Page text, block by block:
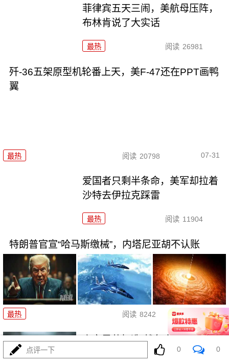
菲律宾五天三闹，美航母压阵，
布林肯说了大实话
最热 阅读 26981
歼-36五架原型机轮番上天，美F-47还在PPT画鸭
翼
最热 阅读 20798 07-31
爱国者只剩半条命，美军却拉着
沙特去伊拉克踩雷
最热 阅读 11904
特朗普官宣“哈马斯缴械”，内塔尼亚胡不认账
最热 阅读 8242 07-31
高市早苗打造“战争大脑”，军国主
点评一下 0 0